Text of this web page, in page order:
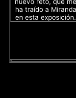
ha traído a Miranda
en esta exposición.